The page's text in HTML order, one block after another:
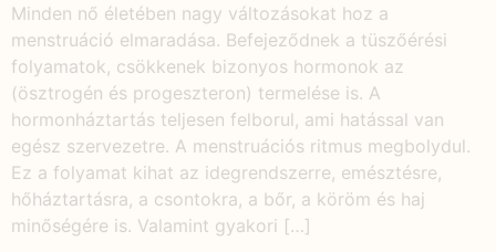
Minden nő életében nagy változásokat hoz a
menstruáció elmaradása. Befejeződnek a tüszőérési
folyamatok, csökkenek bizonyos hormonok az
(ösztrogén és progeszteron) termelése is. A
hormonháztartás teljesen felborul, ami hatással van
egész szervezetre. A menstruációs ritmus megbolydul.
Ez a folyamat kihat az idegrendszerre, emésztésre,
hőháztartásra, a csontokra, a bőr, a köröm és haj
minőségére is. Valamint gyakori […]